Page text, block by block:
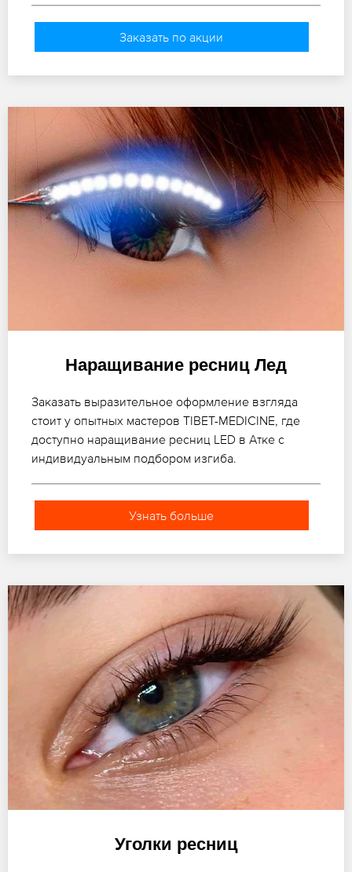
Заказать по акции
Наращивание ресниц Лед
Заказать выразительное оформление взгляда
стоит у опытных мастеров TIBET-MEDICINE, где
доступно наращивание ресниц LED в Атке с
индивидуальным подбором изгиба.
Узнать больше
Уголки ресниц